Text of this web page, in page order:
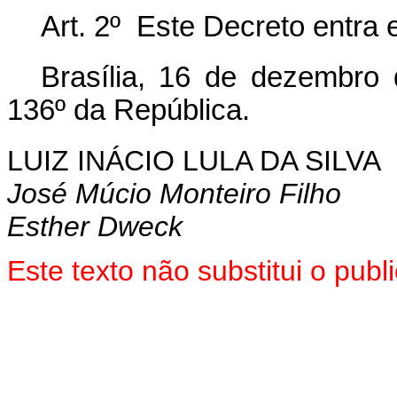
Art. 2º Este Decreto entra
Brasília, 16 de dezembro
136º da República.
LUIZ INÁCIO LULA DA SILVA
José Múcio Monteiro Filho
Esther Dweck
Este texto não substitui o